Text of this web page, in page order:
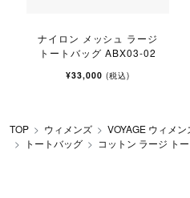
ナイロン メッシュ ラージ
トートバッグ ABX03-02
¥33,000 (税込)
TOP ウィメンズ VOYAGE ウィメ
トートバッグ
コットン ラージ ト